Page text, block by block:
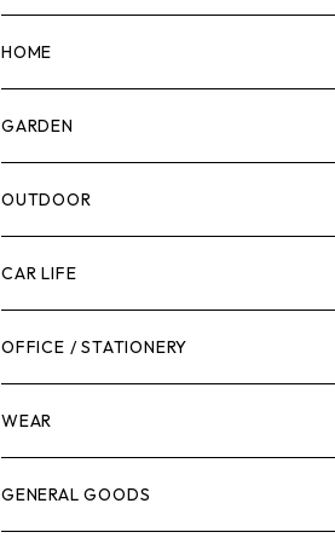
マーカー
計測機器
腰袋・ツールホルスター
工具箱
作業台
脚立
ケミカル
HOME
5ガロンバケツ
キッチン
日用品
ボディケア
GARDEN
剪定ばさみ
ガーデンツール
ガーデンチェア
キャビネット・ツールハンガー
冬季用品
OUTDOOR
スツール
バンジーバンド
ストレージボックス
クーラーボックス
CAR LIFE
メンテナンスグッズ
車内グッズ
車外グッズ
OFFICE / STATIONERY
WEAR
トップス
GENERAL GOODS